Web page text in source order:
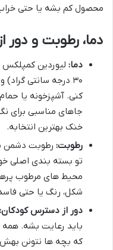
محصول کم بشه یا حتی
دما، رطوبت و
دما:
۳۰ درجه سانتی
کنی. آشپزخونه یا
جاهای مناسبی برای
خنک بهترین انتخابه.
رطوبت: رطوبت دشمن
تو بسته بندی اصلی
محیط های مرطوب
شکل، رنگ یا حتی
دور از دسترس کودکان:
باید رعایت بشه. همه
که بچه ها نتونن